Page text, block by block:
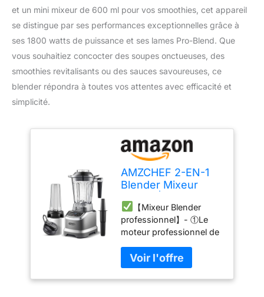
et un mini mixeur de 600 ml pour vos smoothies, cet appareil
se distingue par ses performances exceptionnelles grâce à
ses 1800 watts de puissance et ses lames Pro-Blend. Que
vous souhaitiez concocter des soupes onctueuses, des
smoothies revitalisants ou des sauces savoureuses, ce
blender répondra à toutes vos attentes avec efficacité et
simplicité.
AMZCHEF 2-EN-1
Blender Mixeur
Professionnel 1,85L
et Mini Mixeur
Smoothie 600ml |
Blender Mixeur
Puissant avec Pro-
Blend 6 Lames
22000 Tr/Min
【Mixeur Blender
professionnel】- ①Le
moteur professionnel de
blender d'être puissant.
②Les récipients en
plastique sans BAP sont